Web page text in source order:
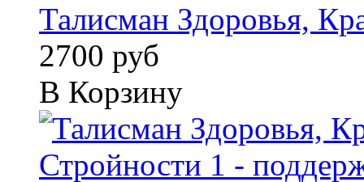
Талисман Здоровья,
2700 руб
В Корзину